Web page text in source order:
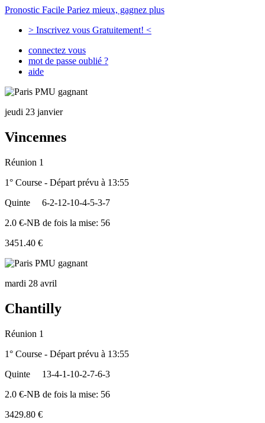
Pronostic Facile Pariez mieux, gagnez plus
> Inscrivez vous Gratuitement! <
connectez vous
mot de passe oublié ?
aide
jeudi 23 janvier
Vincennes
Réunion 1
1° Course - Départ prévu à 13:55
Quinte
6-2-12-10-4-5-3-7
2.0 €-NB de fois la mise: 56
3451.40 €
mardi 28 avril
Chantilly
Réunion 1
1° Course - Départ prévu à 13:55
Quinte
13-4-1-10-2-7-6-3
2.0 €-NB de fois la mise: 56
3429.80 €